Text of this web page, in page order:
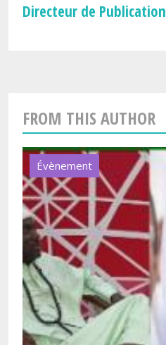
Directeur de Publication
FROM THIS AUTHOR
Évènement